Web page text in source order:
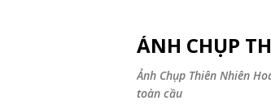
ẢNH CHỤP
Ảnh Chụp Thiên Nhiên
toàn cầu